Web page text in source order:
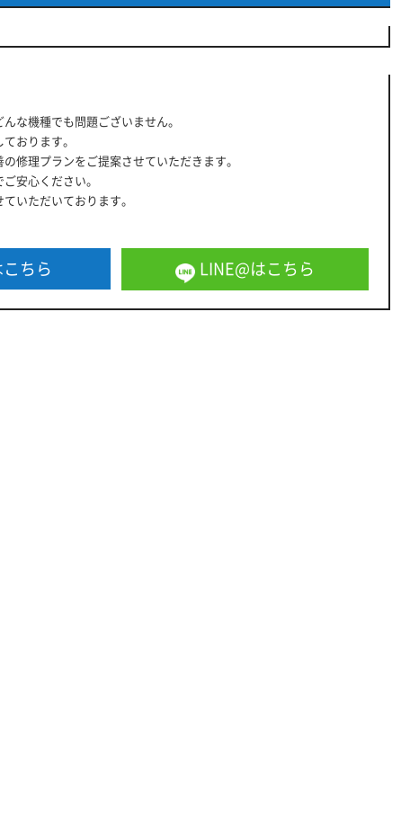
な機種でも問題ございません。
おります。
修理プランをご提案させていただきます。
安心ください。
いただいております。
ちら LINE@はこちら